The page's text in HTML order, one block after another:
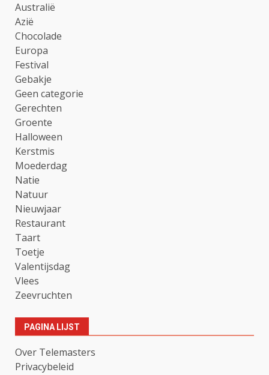
Australië
Azië
Chocolade
Europa
Festival
Gebakje
Geen categorie
Gerechten
Groente
Halloween
Kerstmis
Moederdag
Natie
Natuur
Nieuwjaar
Restaurant
Taart
Toetje
Valentijsdag
Vlees
Zeevruchten
PAGINA LIJST
Over Telemasters
Privacybeleid